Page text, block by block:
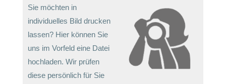
Sie möchten in
individuelles Bild drucken
lassen? Hier können Sie
uns im Vorfeld eine Datei
hochladen. Wir prüfen
diese persönlich für Sie